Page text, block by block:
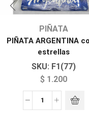
PIÑATA
PIÑATA ARGENTINA
estrellas
SKU: F1(77)
$ 1.200